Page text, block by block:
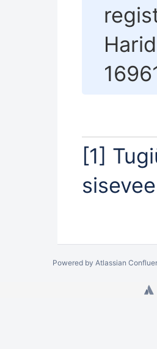
[1]
Powered by Atlassian